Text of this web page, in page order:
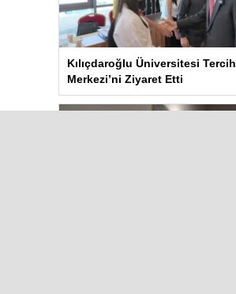
Kılıçdaroğlu Üniversitesi Tercih
Merkezi’ni Ziyaret Etti